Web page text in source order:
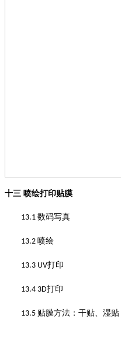
十三 喷绘打印贴膜
13.1 数码写真
13.2 喷绘
13.3 UV打印
13.4 3D打印
13.5 贴膜方法：干贴、湿贴